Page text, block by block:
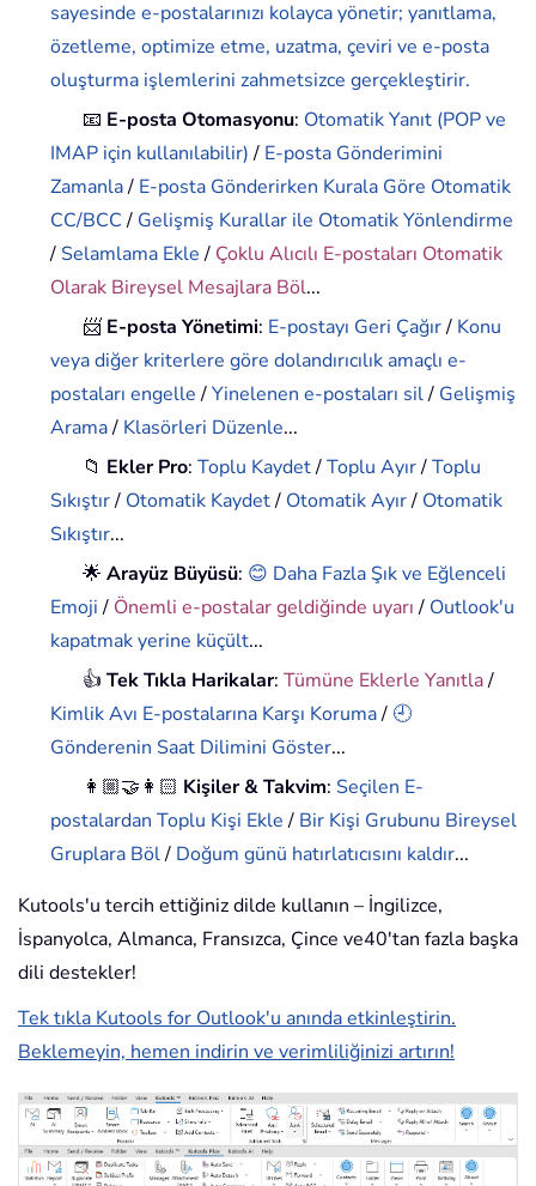
sayesinde e-postalarınızı kolayca yönetir; yanıtlama,
özetleme, optimize etme, uzatma, çeviri ve e-posta
oluşturma işlemlerini zahmetsizce gerçekleştirir.
📧 E-posta Otomasyonu: Otomatik Yanıt (POP ve
IMAP için kullanılabilir)/ E-posta Gönderimini
Zamanla/ E-posta Gönderirken Kurala Göre Otomatik
CC/BCC/ Gelişmiş Kurallar ile Otomatik Yönlendirme
/ Selamlama Ekle/ Çoklu Alıcılı E-postaları Otomatik
Olarak Bireysel Mesajlara Böl...
📨 E-posta Yönetimi: E-postayı Geri Çağır/ Konu
veya diğer kriterlere göre dolandırıcılık amaçlı e-
postaları engelle/Yinelenen e-postaları sil/ Gelişmiş
Arama/ Klasörleri Düzenle...
📁 Ekler Pro:Toplu Kaydet/Toplu Ayır/Toplu
Sıkıştır/ Otomatik Kaydet/ Otomatik Ayır/ Otomatik
Sıkıştır...
🌟Arayüz Büyüsü: 😊 Daha Fazla Şık ve Eğlenceli
Emoji/ Önemli e-postalar geldiğinde uyarı/ Outlook'u
kapatmak yerine küçült...
👍Tek Tıkla Harikalar:Tümüne Eklerle Yanıtla/
Kimlik Avı E-postalarına Karşı Koruma/ 🕘
Gönderenin Saat Dilimini Göster...
👩🏼‍🤝‍👩🏻 Kişiler & Takvim: Seçilen E-
postalardan Toplu Kişi Ekle/ Bir Kişi Grubunu Bireysel
Gruplara Böl/ Doğum günü hatırlatıcısını kaldır...
Kutools'u tercih ettiğiniz dilde kullanın – İngilizce,
İspanyolca, Almanca, Fransızca, Çince ve40'tan fazla başka
dili destekler!
Tek tıkla Kutools for Outlook'u anında etkinleştirin.
Beklemeyin, hemen indirin ve verimliliğinizi artırın!